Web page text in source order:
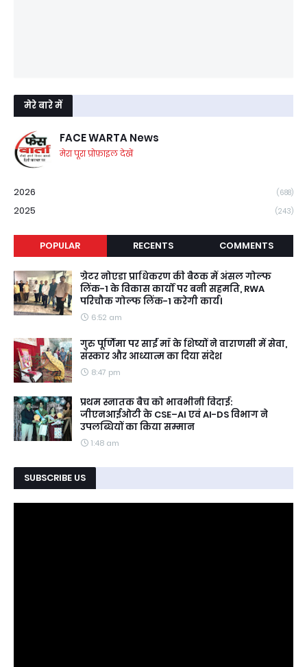
मेरे बारे में
FACE WARTA News
मेरा पूरा प्रोफ़ाइल देखें
2026 (688)
2025 (243)
POPULAR RECENTS COMMENTS
ग्रेटर नोएडा प्राधिकरण की बैठक में अंसल गोल्फ
लिंक-1 के विकास कार्यों पर बनी सहमति, RWA
परिचौक गोल्फ लिंक-1 करेगी कार्य।
6:52 am
गुरु पूर्णिमा पर साईं माँ के शिष्यों ने वाराणसी में सेवा,
संस्कार और आध्यात्म का दिया संदेश
8:47 pm
प्रथम स्नातक बैच को भावभीनी विदाई:
जीएनआईओटी के CSE–AI एवं AI-DS विभाग ने
उपलब्धियों का किया सम्मान
1:48 am
SUBSCRIBE US